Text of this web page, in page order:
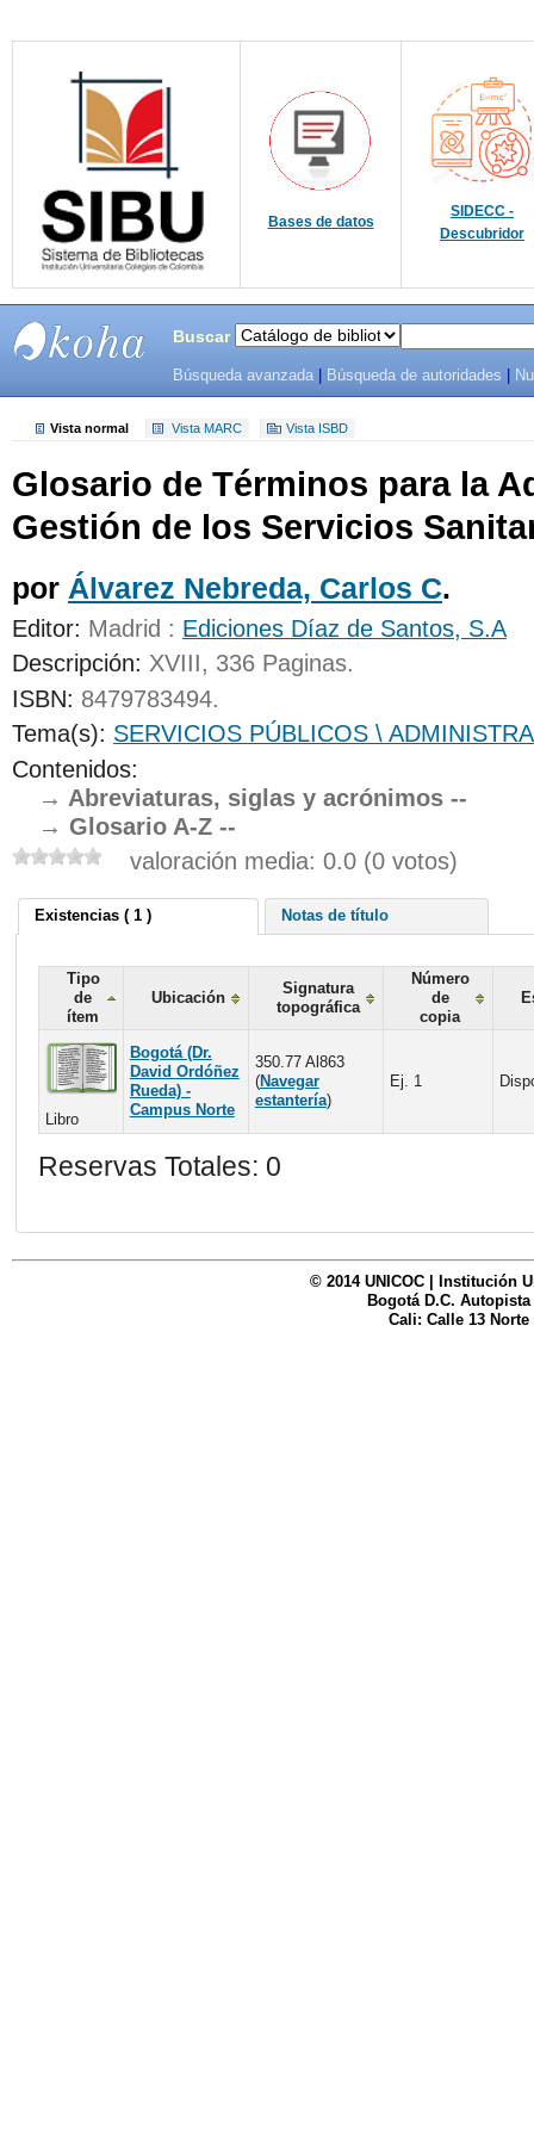
Bases de datos
SIDECC -
Descubridor
SISTEMAS
DE
BIBLIOTECAS
UNICOC
Buscar
Búsqueda avanzada Búsqueda de autoridades
Vista normal Vista MARC Vista ISBD
Glosario de Términos para la
Gestión de los Servicios
por Álvarez Nebreda, Carlos C.
Editor: Madrid : Ediciones Díaz de Santos, S.A
Descripción: XVIII, 336 Paginas.
ISBN: 8479783494.
Tema(s): SERVICIOS PÚBLICOS \
Contenidos:
Abreviaturas, siglas y acrónimos --
Glosario A-Z --
valoración media: 0.0 (0 votos)
Existencias ( 1 ) Notas de título
Tipo
de
ítem
Ubicación
Signatura
topográfica
Número
de
copia
Libro
Bogotá (Dr.
David Ordóñez
Rueda) -
Campus Norte
350.77 Al863
(Navegar
estantería)
Ej. 1
Reservas Totales: 0
© 2014 UNICOC | Institución
Bogotá D.C. Autopista
Cali: Calle 13 Norte